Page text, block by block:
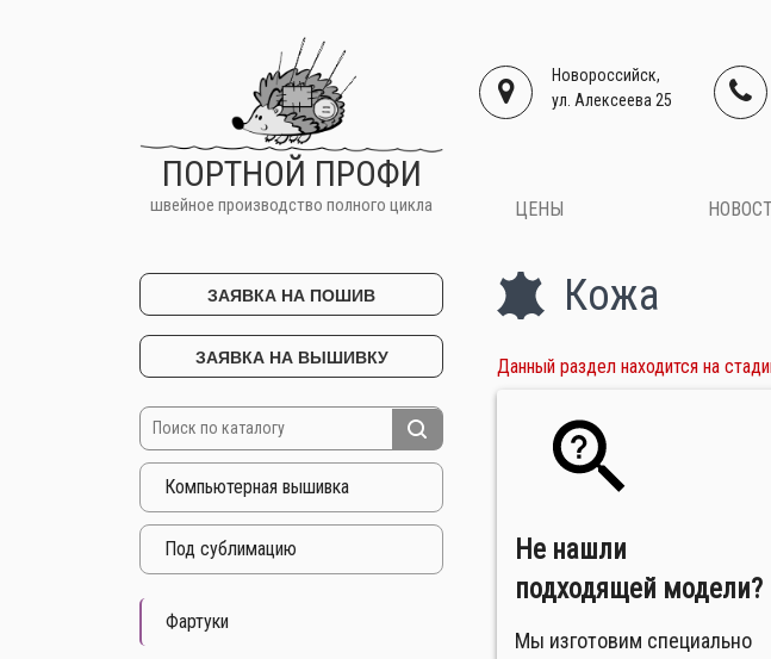
ПОРТНОЙ ПРОФИ
швейное производство полного цикла
Новороссийск,
ул. Алексеева 25
ЦЕНЫ
ЗАЯВКА НА ПОШИВ
ЗАЯВКА НА ВЫШИВКУ
Компьютерная вышивка
Под cублимацию
Фартуки
Кожа
Данный раздел находится на
Не нашли
подходящей модели?
Мы изготовим специально